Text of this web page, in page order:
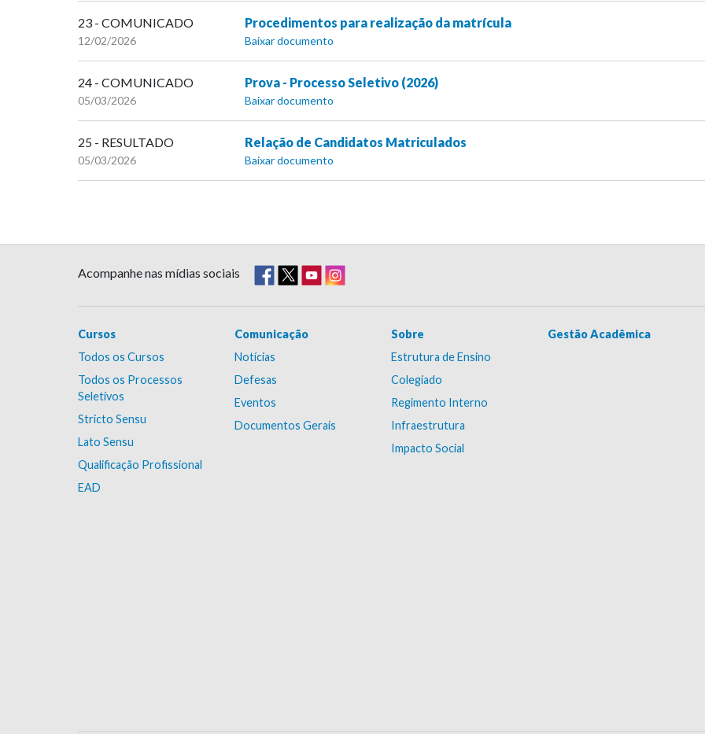
23 - COMUNICADO
12/02/2026
Procedimentos para realização da matrícula
Baixar documento
24 - COMUNICADO
05/03/2026
Prova - Processo Seletivo (2026)
Baixar documento
25 - RESULTADO
05/03/2026
Relação de Candidatos Matriculados
Baixar documento
Acompanhe nas mídias sociais
Cursos
Todos os Cursos
Todos os Processos
Seletivos
Stricto Sensu
Lato Sensu
Qualificação Profissional
EAD
Comunicação
Notícias
Defesas
Eventos
Documentos Gerais
Sobre
Estrutura de Ensino
Colegiado
Regimento Interno
Infraestrutura
Impacto Social
Gestão Acadêmica